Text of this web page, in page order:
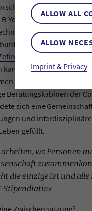
ALLOW ALL
ALLOW
Imprint & Privacy
. Choreograf:in
You-Stipendiat:innen in
las aus ihrem
Objekte und den
kam zum konzentrierten
Lunch oder Bier.
Beratungskabinen der
sich eine
und
gefüllt.
wo Personen
die einzige ist und alle
Stipendiatin
Zwischennutzung?